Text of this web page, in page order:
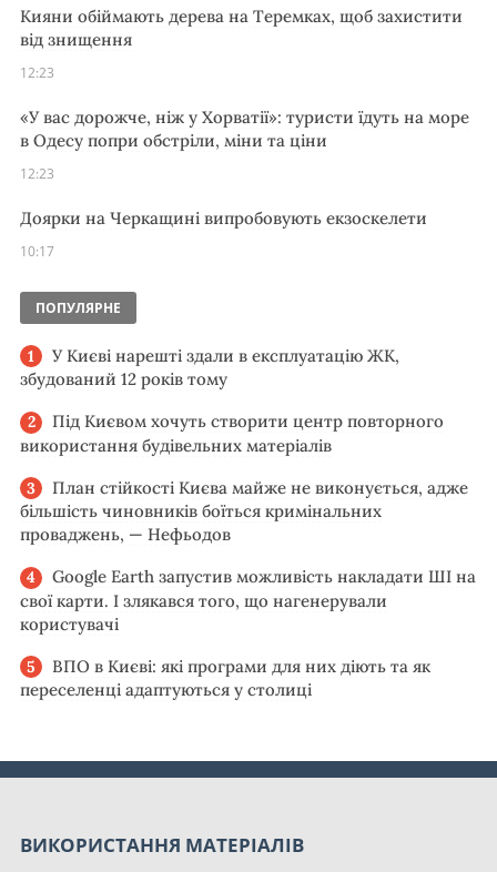
Кияни обіймають дерева на Теремках, щоб захистити
від знищення
12:23
«У вас дорожче, ніж у Хорватії»: туристи їдуть на море
в Одесу попри обстріли, міни та ціни
12:23
Доярки на Черкащині випробовують екзоскелети
10:17
ПОПУЛЯРНЕ
У Києві нарешті здали в експлуатацію ЖК,
збудований 12 років тому
Під Києвом хочуть створити центр повторного
використання будівельних матеріалів
План стійкості Києва майже не виконується, адже
більшість чиновників боїться кримінальних
проваджень, — Нефьодов
Google Earth запустив можливість накладати ШІ на
свої карти. І злякався того, що нагенерували
користувачі
ВПО в Києві: які програми для них діють та як
переселенці адаптуються у столиці
ВИКОРИСТАННЯ МАТЕРІАЛІВ